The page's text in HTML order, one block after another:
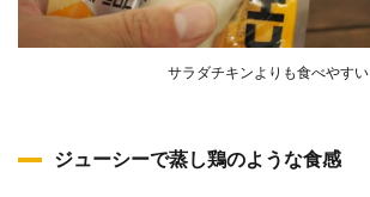
サラダチキンよりも食べやすい
ジューシーで蒸し鶏のような食感